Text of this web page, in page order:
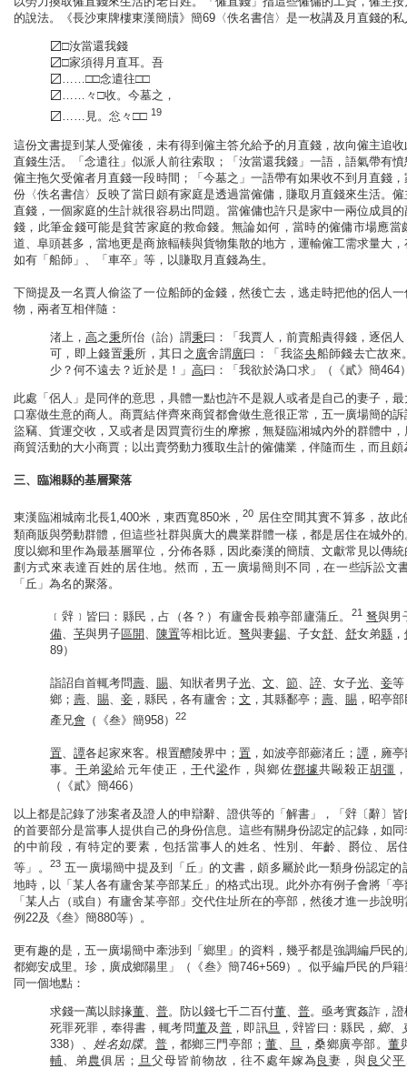
的說法。《長沙東牌樓東漢簡牘》簡69〈佚名書信〉是一枚講及月直錢的
〼□汝當還我錢
〼□家須得月直耳。吾
〼……□□念遣往□□
〼……々□收。今墓之，
〼……見。忩々□□ 19
這份文書提到某人受僱後，未有得到僱主答允給予的月直錢，故向僱主追
直錢生活。「念遣往」似派人前往索取；「汝當還我錢」一語，語氣帶有
僱主拖欠受僱者月直錢一段時間；「今墓之」一語帶有如果收不到月直錢
份〈佚名書信〉反映了當日頗有家庭是透過當僱傭，賺取月直錢來生活。
直錢，一個家庭的生計就很容易出問題。當僱傭也許只是家中一兩位成員
錢，此筆金錢可能是貧苦家庭的救命錢。無論如何，當時的僱傭市場應當
道、阜頭甚多，當地更是商旅輻輳與貨物集散的地方，運輸僱工需求量大
如有「船師」、「車卒」等，以賺取月直錢為生。
下簡提及一名賈人偷盜了一位船師的金錢，然後亡去，逃走時把他的侶人
物，兩者互相伴隨：
渚上， 高之秉所佁（詒）謂秉曰：「我賈人，前賣船責得錢，逐侶
可，即上錢置秉所，其日之 廣舍謂廣曰：「我盜央船師錢去亡故來
少？何不遠去？近於是！」 高曰：「我欲於溈口求」（《貳》簡464
此處「侶人」是同伴的意思，具體一點也許不是親人或者是自己的妻子，
口塞做生意的商人。商賈結伴齊來商貿都會做生意很正常，五一廣場簡的
盜竊、貨運交收，又或者是因買賣衍生的摩擦，無疑臨湘城內外的群體中
商貿活動的大小商賈；以出賣勞動力獲取生計的僱傭業，伴隨而生，而且頗
三、臨湘縣的基層聚落
東漢臨湘城南北長1,400米，東西寬850米，20 居住空間其實不算多，故
類商販與勞動群體，但這些社群與廣大的農業群體一樣，都是居住在城外
度以鄉和里作為最基層單位，分佈各縣，因此秦漢的簡牘、文獻常見以傳
劃方式來表達百姓的居住地。然而，五一廣場簡則不同，在一些訴訟文
「丘」為名的聚落。
﹝辤﹞皆曰：縣民，占（各？）有廬舍長賴亭部廬蒲丘。 21 弩與男
備
芧與男子區開 陳置等相比近。 弩與妻錫 、子女舒 舒女弟縣 ，
89）
詣詔自首輒考問壽 賜 、知狀者男子光 文 節 誶 、女子光 妾等
鄉； 壽 賜 妾 ，縣民，各有廬舍； 文 ，其縣鄱亭； 壽 賜 ，昭亭
產兄會 （《叁》簡958） 22
置、 譚各起家來客。根置醴陵界中； 置 ，如波亭部薌渚丘； 譚 ，㢕
事。干弟梁給元年使正， 干代梁作，與鄉佐鄧據共毆殺正胡彊
（《貳》簡466）
以上都是記錄了涉案者及證人的申辯辭、證供等的「解書」，「辤〔辭〕
的首要部分是當事人提供自己的身份信息。這些有關身份認定的記錄，如
的中前段，有特定的要素，包括當事人的姓名、性別、年齡、爵位、居
等」。
23五一廣場簡中提及到「丘」的文書，頗多屬於此一類身份認定的
地時，以「某人各有廬舍某亭部某丘」的格式出現。此外亦有例子會將「
「某人占（或自）有廬舍某亭部」交代住址所在的亭部，然後才進一步說
例22及《叁》簡880等）。
更有趣的是，五一廣場簡中牽涉到「鄉里」的資料，幾乎都是強調編戶民
都鄉安成里。珍，廣成鄉陽里」（《叁》簡746+569）。似乎編戶民的戶
同一個地點：
求錢一萬以賕掾董、 普。防以錢七千二百付董、 普。亟考實姦詐，
死罪死罪，奉得書，輒考問董及 普 ，即訊旦 ，辤皆曰：縣民， 鄉、
338）、 姓名如牒。 普 ，都鄉三門亭部； 董、旦 ，桑鄉廣亭部。董
輔、弟農俱居； 旦父母皆前物故，往不處年嫁為 良妻，與 良父平